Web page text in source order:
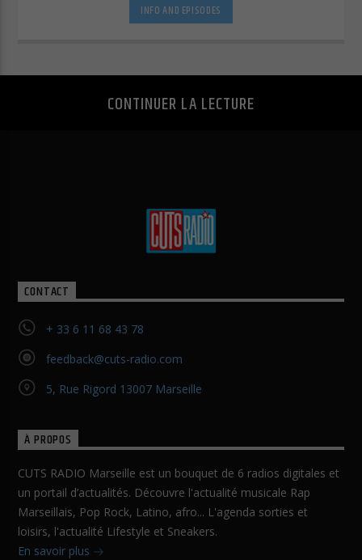
INFO AND EPISODES
CONTINUER LA LECTURE
CONTACT
+ 33 6 11 68 43 78
feedback@cuts-radio.com
5, Rue Rigord 13007 Marseille
À PROPOS
CUTS RADIO Marseille est un bouquet de 6 radios digitales et
un portail d’actualités. Découvre l'actualité musicale Rap
Marseillais, Pop Rock, Latino, afro... L'agenda sorties et
loisirs, l'actualité Lifestyle et Sneakers.
En savoir plus
Afficher les informations du cookie